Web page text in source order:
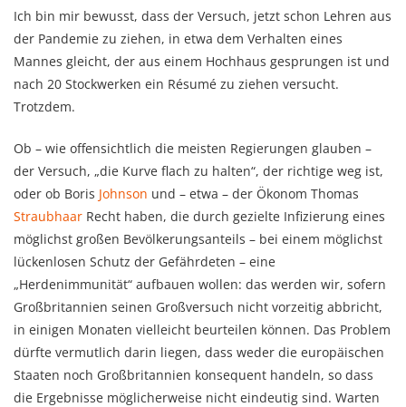
Ich bin mir bewusst, dass der Versuch, jetzt schon Lehren aus
der Pandemie zu ziehen, in etwa dem Verhalten eines
Mannes gleicht, der aus einem Hochhaus gesprungen ist und
nach 20 Stockwerken ein Résumé zu ziehen versucht.
Trotzdem.
Ob – wie offensichtlich die meisten Regierungen glauben –
der Versuch, „die Kurve flach zu halten“, der richtige weg ist,
oder ob Boris Johnson und – etwa – der Ökonom Thomas
Straubhaar Recht haben, die durch gezielte Infizierung eines
möglichst großen Bevölkerungsanteils – bei einem möglichst
lückenlosen Schutz der Gefährdeten – eine
„Herdenimmunität“ aufbauen wollen: das werden wir, sofern
Großbritannien seinen Großversuch nicht vorzeitig abbricht,
in einigen Monaten vielleicht beurteilen können. Das Problem
dürfte vermutlich darin liegen, dass weder die europäischen
Staaten noch Großbritannien konsequent handeln, so dass
die Ergebnisse möglicherweise nicht eindeutig sind. Warten